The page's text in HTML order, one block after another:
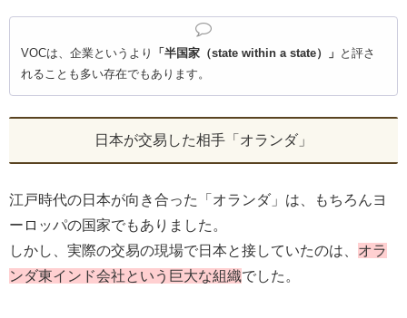
VOCは、企業というより 「半国家（state within a state）」 と評さ
れることも多い存在でもあります。
日本が交易した相手「オランダ」
江戸時代の日本が向き合った「オランダ」は、もちろんヨ
ーロッパの国家でもありました。
しかし、実際の交易の現場で日本と接していたのは、 オラ
ンダ東インド会社という巨大な組織でした。